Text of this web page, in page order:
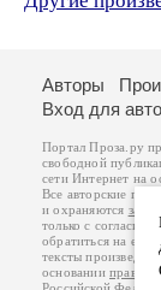
Авторы
Вход для
Портал Проза.ру
свободной
сети Интернет на
Все авторские
и охраняются
только с согласия
обратиться на его
тексты
основанииправил